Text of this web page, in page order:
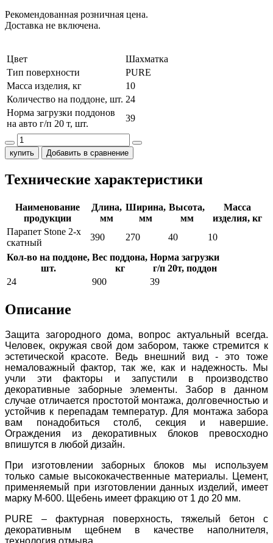
Рекомендованная розничная цена.
Доставка не включена.
Цвет
Шахматка
Тип поверхности
PURE
Масса изделия, кг
10
Количество на поддоне, шт. 24
Норма загрузки поддонов
на авто г/п 20 т, шт.
39
купить Добавить в сравнение
Технические характеристики
Наименование
продукции
Длина,
мм
Ширина,
мм
Высота,
мм
Масса
изделия, кг
Парапет Stone 2-х
скатный
390 270 40
10
Кол-во на поддоне,
шт.
Вес поддона,
кг
Норма загрузки
г/п 20т, поддон
24
900 39
Описание
Защита загородного дома, вопрос актуальный всегда.
Человек, окружая свой дом забором, также стремится к
эстетической красоте. Ведь внешний вид - это тоже
немаловажный фактор, так же, как и надежность. Мы
учли эти факторы и запустили в производство
декоративные заборные элементы. Забор в данном
случае отличается простотой монтажа, долговечностью и
устойчив к перепадам температур. Для монтажа забора
вам понадобиться столб, секция и навершие.
Ограждения из декоративных блоков превосходно
впишутся в любой дизайн.
При изготовлении заборных блоков мы используем
только самые высококачественные материалы. Цемент,
применяемый при изготовлении данных изделий, имеет
марку М-600. Щебень имеет фракцию от 1 до 20 мм.
PURE – фактурная поверхность, тяжелый бетон с
декоративным щебнем в качестве наполнителя,